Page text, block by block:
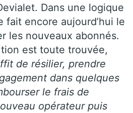
Dans une logique
fait encore aujourd’hui le
les nouveaux abonnés.
est toute trouvée,
de résilier, prendre
dans quelques
le frais de
opérateur puis